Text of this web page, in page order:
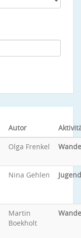
Autor
Olga Frenkel
Nina Gehlen
Martin
Boekholt